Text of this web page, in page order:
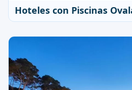
Hoteles con Piscinas